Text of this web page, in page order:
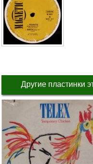
Другие пластинки